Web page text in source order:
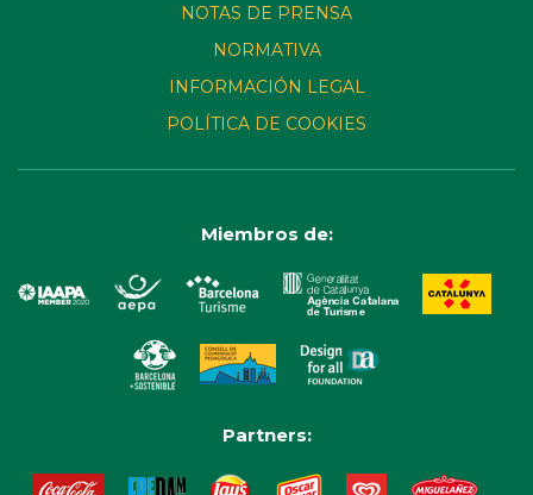
NOTAS DE PRENSA
NORMATIVA
INFORMACIÓN LEGAL
POLÍTICA DE COOKIES
Miembros de:
Partners: